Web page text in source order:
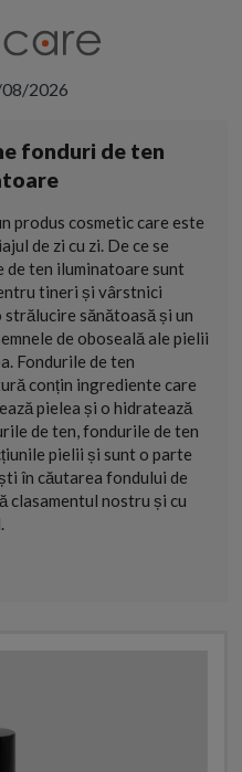
2026
fonduri de ten
produs cosmetic care este
de zi cu zi. De ce se
de ten iluminatoare sunt
tineri și vârstnici
sănătoasă și un
de oboseală ale pielii
Fondurile de ten
conțin ingrediente care
pielea și o hidratează
de ten, fondurile de ten
pielii și sunt o parte
în căutarea fondului de
clasamentul nostru și cu